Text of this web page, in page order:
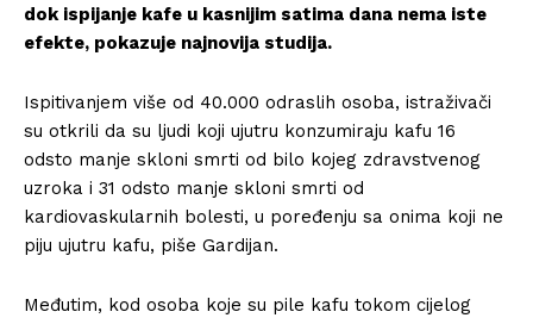
dok ispijanje kafe u kasnijim satima dana nema iste
efekte, pokazuje najnovija studija.
Ispitivanjem više od 40.000 odraslih osoba, istraživači
su otkrili da su ljudi koji ujutru konzumiraju kafu 16
odsto manje skloni smrti od bilo kojeg zdravstvenog
uzroka i 31 odsto manje skloni smrti od
kardiovaskularnih bolesti, u poređenju sa onima koji ne
piju ujutru kafu, piše Gardijan.
Međutim, kod osoba koje su pile kafu tokom cijelog